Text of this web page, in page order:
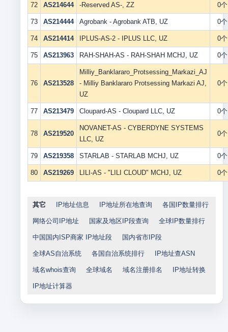
72 AS214644 -Reserved AS-, ZZ 0个
73 AS214444 Agrobank - Agrobank ATB, UZ 0个
74 AS214414 IPLUS-AS-2 - IPLUS LLC, UZ 0个
75 AS213963 RAH-SHAH-AS - RAH-SHAH MCHJ, UZ 0个
76 AS213528
Milliy_Banklararo_Protsessing_Markazi_AJ
- Milliy Banklararo Protsessing Markazi AJ,
UZ
0个
77 AS213479 Cloupard-AS - Cloupard LLC, UZ 0个
78 AS219520
NOVANET-AS - CYBERDYNE SYSTEMS
LLC, UZ
0个
79 AS219358 STARLAB - STARLAB MCHJ, UZ 0个
80 AS219269 LILI-AS - "LILI CLOUD" MCHJ, UZ 0个
其它 IP地址信息 IP地址所在地查询 各国IP数量排行
网络公司IP地址 国家及地区IP段查询 全球IP数量排行
中国国内ISP商家 IP地址段 国内省市IP段
全球AS自治系统 各国自治系统排行 IP地址查ASN
域名whois查询 全球域名 域名注册排名 IP地址转换
IP地址计算器